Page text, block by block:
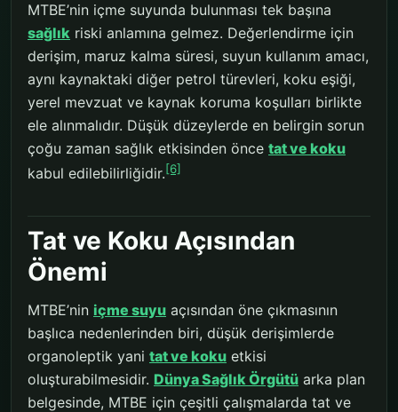
MTBE’nin içme suyunda bulunması tek başına
sağlık riski anlamına gelmez. Değerlendirme için
derişim, maruz kalma süresi, suyun kullanım amacı,
aynı kaynaktaki diğer petrol türevleri, koku eşiği,
yerel mevzuat ve kaynak koruma koşulları birlikte
ele alınmalıdır. Düşük düzeylerde en belirgin sorun
çoğu zaman sağlık etkisinden önce tat ve koku
kabul edilebilirliğidir.[6]
Tat ve Koku Açısından
Önemi
MTBE’nin içme suyu açısından öne çıkmasının
başlıca nedenlerinden biri, düşük derişimlerde
organoleptik yani tat ve koku etkisi
oluşturabilmesidir. Dünya Sağlık Örgütü arka plan
belgesinde, MTBE için çeşitli çalışmalarda tat ve